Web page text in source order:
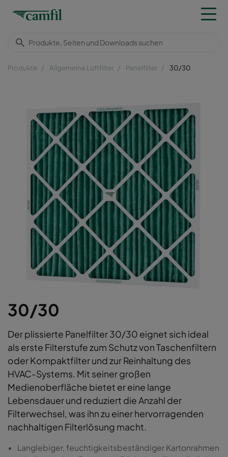
Produkte Allgemeine Luftfilter Panelfilter 30/30
30/30
Der plissierte Panelfilter 30/30 eignet sich ideal
als erste Filterstufe zum Schutz von Taschenfiltern
oder Kompaktfilter und zur Reinhaltung des
HVAC-Systems. Mit seiner großen
Medienoberfläche bietet er eine lange
Lebensdauer und reduziert die Anzahl der
Filterwechsel, was ihn zu einer hervorragenden
nachhaltigen Filterlösung macht.
Langlebiger, feuchtigkeitsbeständiger Kartonrahmen